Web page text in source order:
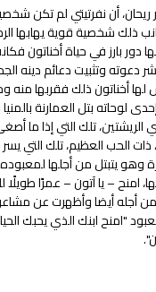
أن نفرتيتي لم تكن
ذلك شخصية قوية يهابها
دور بارز في حياة أخناتون
وتثبيت دعائم دينه
لها أخناتون ذلك فقربها منه
بتل العمارنة بالمنيا
تلك التي إذا ما أصغى
الحب العظيم، تلك التي يسر
يتبتل من أجلها لمعبوده
امنح – يا آتون – عمرًا طويلًا
أيضا وأظهرت عن
"امنح ابنك الذي يحبك